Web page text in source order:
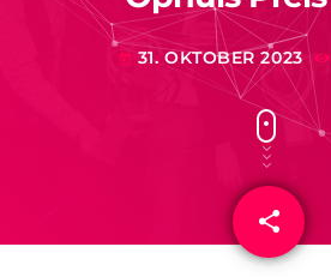
today 31. OKTOBER 2023
share
email